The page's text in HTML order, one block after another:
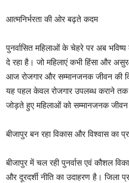
आत्मनिर्भरता की ओर बढ़ते कदम
पुनर्वासित महिलाओं के चेहरे पर अब
दे रहा है। जो महिलाएं कभी हिंसा और
आज रोजगार और सम्मानजनक जीवन की
यह पहल केवल रोजगार उपलब्ध कराने तक
जोड़ते हुए महिलाओं को सम्मानजनक
बीजापुर बन रहा विकास और विश्वास का
बीजापुर में चल रही पुनर्वास एवं कौशल
और दूरदर्शी नीति का उदाहरण है। जिला